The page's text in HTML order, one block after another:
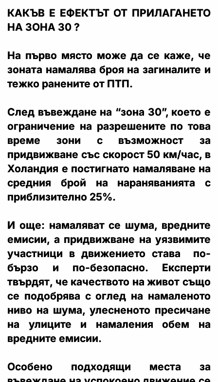
КАКЪВ Е ЕФЕКТЪТ ОТ ПРИЛАГАНЕТО
НА ЗОНА 30 ?
На първо място може да се каже, че
зоната намалява броя на загиналите и
тежко ранените от ПТП.
След въвеждане на “зона 30”, което е
ограничение на разрешените по това
време зони с възможност за
придвижване със скорост 50 км/час, в
Холандия е постигнато намаляване на
средния брой на нараняванията с
приблизително 25%.
И още: намаляват се шума, вредните
емисии, а придвижване на уязвимите
участници в движението става по-
бързо и по-безопасно. Експерти
твърдят, че качеството на живот също
се подобрява с оглед на намаленото
ниво на шума, улесненото пресичане
на улиците и намаления обем на
вредните емисии.
Особено подходящи места за